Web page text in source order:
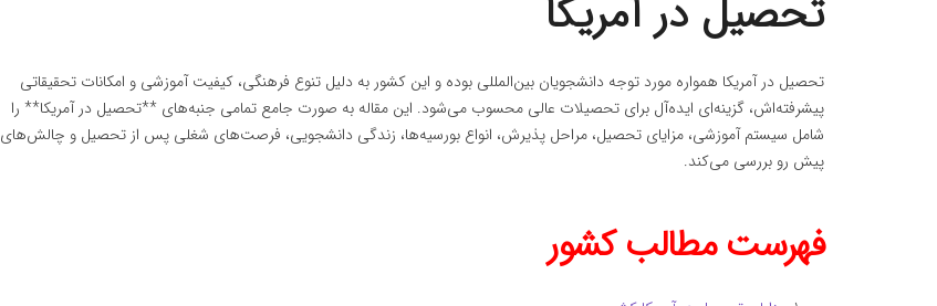
تحصیل در آمریکا
تحصیل در آمریکا همواره مورد توجه دانشجویان بین‌المللی بوده و این کشور به دلیل تنوع فرهنگی، کیفیت آموزشی و امکانات تحقیقاتی
پیشرفته‌اش، گزینه‌ای ایده‌آل برای تحصیلات عالی محسوب می‌شود. این مقاله به صورت جامع تمامی جنبه‌های **تحصیل در آمریکا** را
شامل سیستم آموزشی، مزایای تحصیل، مراحل پذیرش، انواع بورسیه‌ها، زندگی دانشجویی، فرصت‌های شغلی پس از تحصیل و چالش‌های
پیش رو بررسی می‌کند.
فهرست مطالب کشور